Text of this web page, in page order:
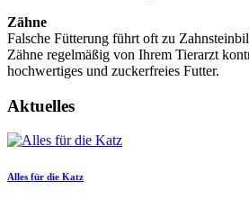
Zähne
Falsche Fütterung führt oft zu
Zähne regelmäßig von Ihrem Tierarzt
hochwertiges und zuckerfreies Futter.
Aktuelles
Alles für die Katz